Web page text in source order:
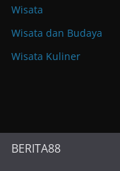
Wisata
Wisata dan Budaya
Wisata Kuliner
BERITA88